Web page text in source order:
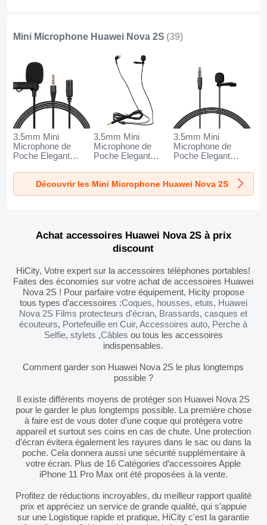
Mini Microphone Huawei Nova 2S (39)
3.5mm Mini
Microphone de
Poche Elegant
Parleur K06 pour
Huawei Nova 2S
Noir
3.5mm Mini
Microphone de
Poche Elegant
Parleur K05 pour
Huawei Nova 2S
Noir
3.5mm Mini
Microphone de
Poche Elegant
Parleur K08 pour
Huawei Nova 2S
Noir
Découvrir les Mini Microphone Huawei Nova 2S
Achat accessoires Huawei Nova 2S à prix
discount
HiCity, Votre expert sur la accessoires téléphones portables!
Faites des économies sur votre achat de accessoires Huawei
Nova 2S ! Pour parfaire votre équipement, Hicity propose
tous types d’accessoires :Coques, housses, etuis, Huawei
Nova 2S Films protecteurs d'écran, Brassards,casques et
écouteurs, Portefeuille en Cuir,Accessoires auto, Perche à
Selfie, stylets ,Câbles ou tous les accessoires
indispensables.
Comment garder son Huawei Nova 2S le plus longtemps
possible ?
Il existe différents moyens de protéger son Huawei Nova 2S
pour le garder le plus longtemps possible. La première chose
à faire est de vous doter d’une coque qui protégera votre
appareil et surtout ses coins en cas de chute. Une protection
d’écran évitera également les rayures dans le sac ou dans la
poche. Cela donnera aussi une sécurité supplémentaire à
votre écran. Plus de 16 Catégories d’accessoires Apple
iPhone 11 Pro Max ont été proposées à la vente.
Profitez de réductions incroyables, du meilleur rapport qualité
prix et appréciez un service de grande qualité, qui s’appuie
sur une Logistique rapide et pratique, HiCity c'est la garantie